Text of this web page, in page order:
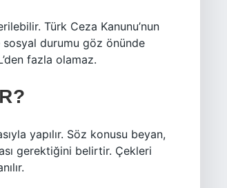
Türk Ceza Kanunu’nun
sosyal durumu göz önünde
fazla olamaz.
yapılır. Söz konusu beyan,
gerektiğini belirtir. Çekleri